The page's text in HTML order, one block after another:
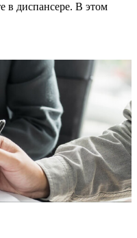
в диспансере. В этом